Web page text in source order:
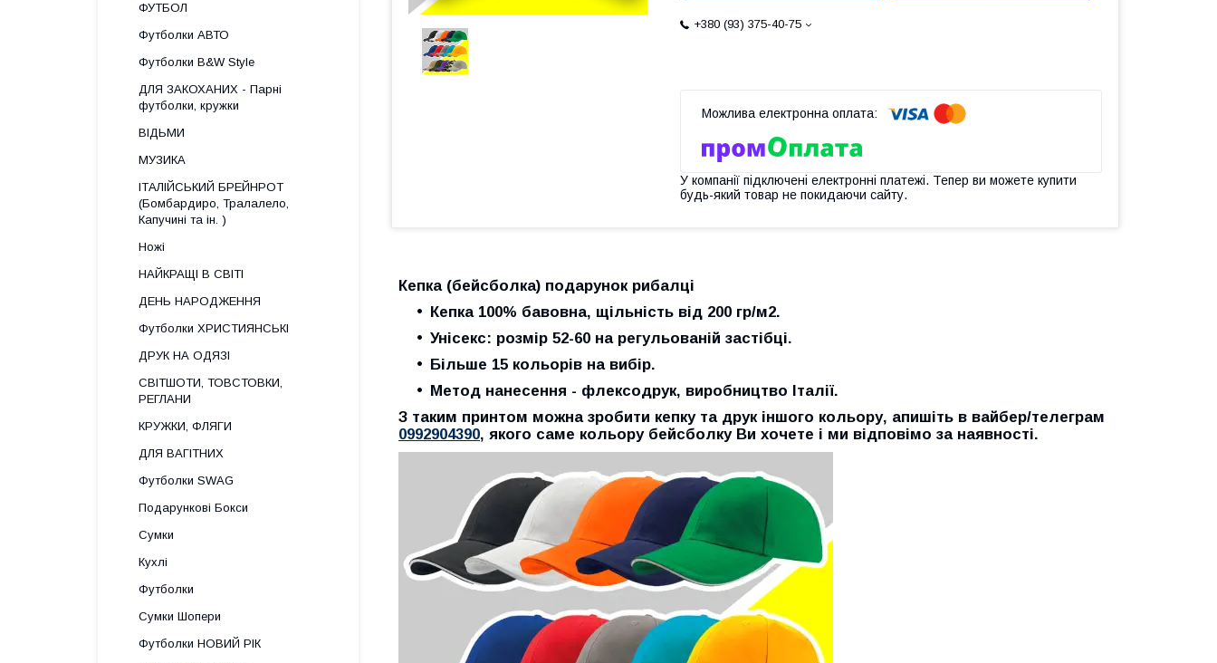
+380 (93) 375-40-75
У компанії підключені електронні платежі. Тепер ви можете купити
будь-який товар не покидаючи сайту.
Кепка (бейсболка) подарунок рибалці
Кепка 100% бавовна, щільність від 200 гр/м2.
Унісекс: розмір 52-60 на регульованій застібці.
Більше 15 кольорів на вибір.
Метод нанесення - флексодрук, виробництво Італії.
З таким принтом можна зробити кепку та друк іншого кольору, апишіть в вайбер/телеграм
0992904390, якого саме кольору бейсболку Ви хочете і ми відповімо за наявності.
ФУТБОЛ
Футболки АВТО
Футболки B&W Style
ДЛЯ ЗАКОХАНИХ - Парні
футболки, кружки
ВІДЬМИ
МУЗИКА
ІТАЛІЙСЬКИЙ БРЕЙНРОТ
(Бомбардиро, Тралалело,
Капучині та ін. )
Ножі
НАЙКРАЩІ В СВІТІ
ДЕНЬ НАРОДЖЕННЯ
Футболки ХРИСТИЯНСЬКІ
ДРУК НА ОДЯЗІ
СВІТШОТИ, ТОВСТОВКИ,
РЕГЛАНИ
КРУЖКИ, ФЛЯГИ
ДЛЯ ВАГІТНИХ
Футболки SWAG
Подарункові Бокси
Сумки
Кухлі
Футболки
Сумки Шопери
Футболки НОВИЙ РІК